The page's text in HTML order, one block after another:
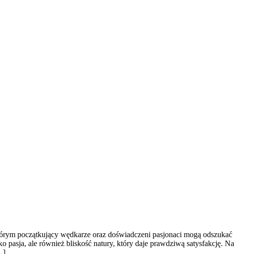
początkujący wędkarze oraz doświadczeni pasjonaci mogą odszukać
pasja, ale również bliskość natury, który daje prawdziwą satysfakcję. Na